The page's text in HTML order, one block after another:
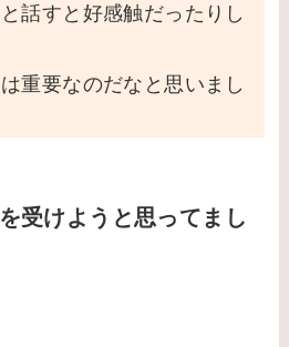
話すと好感触だったりし
重要なのだなと思いまし
受けようと思ってまし